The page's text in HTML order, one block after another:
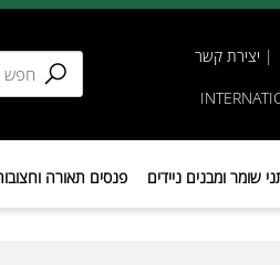
קשר
ומבנים ניידים פנסים תאורה וחצובות